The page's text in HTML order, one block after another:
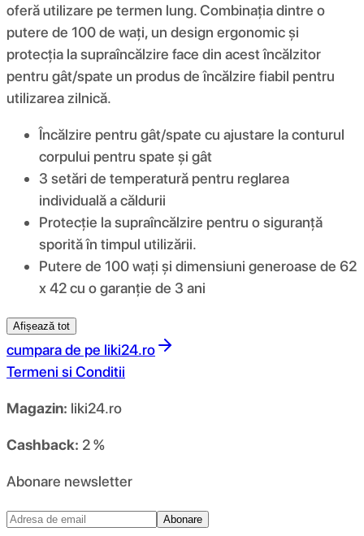
oferă utilizare pe termen lung. Combinația dintre o
putere de 100 de wați, un design ergonomic și
protecția la supraîncălzire face din acest încălzitor
pentru gât/spate un produs de încălzire fiabil pentru
utilizarea zilnică.
Încălzire pentru gât/spate cu ajustare la conturul
corpului pentru spate și gât
3 setări de temperatură pentru reglarea
individuală a căldurii
Protecție la supraîncălzire pentru o siguranță
sporită în timpul utilizării.
Putere de 100 wați și dimensiuni generoase de 62
x 42 cu o garanție de 3 ani
Afișează tot
cumpara de pe liki24.ro
Termeni si Conditii
Magazin: liki24.ro
Cashback: 2 %
Abonare newsletter
Abonare